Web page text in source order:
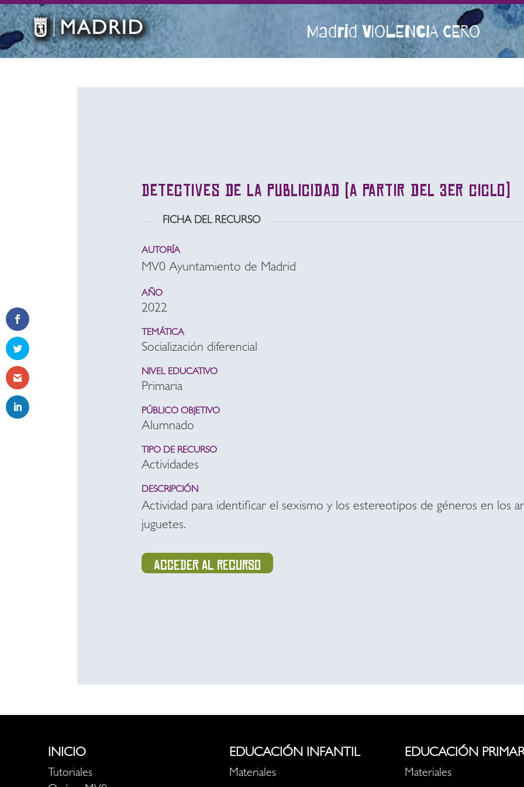
Madrid VIOLENCIA CERO
Detectives de la publicidad (a partir del 3er ciclo)
FICHA DEL RECURSO
AUTORÍA
MV0 Ayuntamiento de Madrid
AÑO
2022
TEMÁTICA
Socialización diferencial
NIVEL EDUCATIVO
Primaria
PÚBLICO OBJETIVO
Alumnado
TIPO DE RECURSO
Actividades
DESCRIPCIÓN
Actividad para identificar el sexismo y los estereotipos de géneros en los
juguetes.
Acceder al recurso
INICIO
Tutoriales
EDUCACIÓN INFANTIL
Materiales
EDUCACIÓN
Materiales